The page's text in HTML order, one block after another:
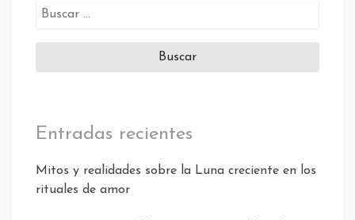
Buscar:
Entradas recientes
Mitos y realidades sobre la Luna creciente en los
rituales de amor